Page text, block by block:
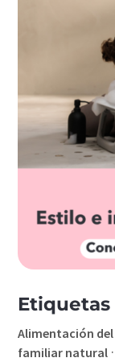
Etiquetas
Alimentación del
familiar natural ·